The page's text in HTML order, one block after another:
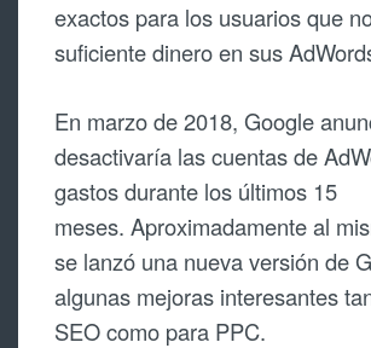
exactos para los usuarios que
suficiente dinero en sus
En marzo de 2018, Google
desactivaría las cuentas de
gastos durante los últimos 15
meses. Aproximadamente al
se lanzó una nueva versión de
algunas mejoras interesantes
SEO como para PPC.